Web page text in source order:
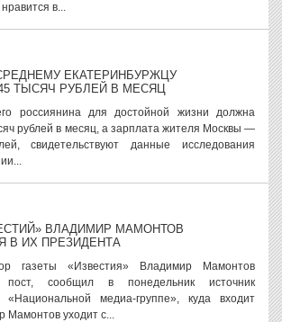
в...
ЕКАТЕРИНБУРЖЦУ
ТЫСЯЧ РУБЛЕЙ В МЕСЯЦ
россиянина для достойной жизни должна
рублей в месяц, а зарплата жителя Москвы —
свидетельствуют данные исследования
ВЛАДИМИР МАМОНТОВ
В ИХ ПРЕЗИДЕНТА
газеты «Известия» Владимир Мамонтов
пост, сообщил в понедельник источник
медиа-группе», куда входит
Мамонтов уходит с...